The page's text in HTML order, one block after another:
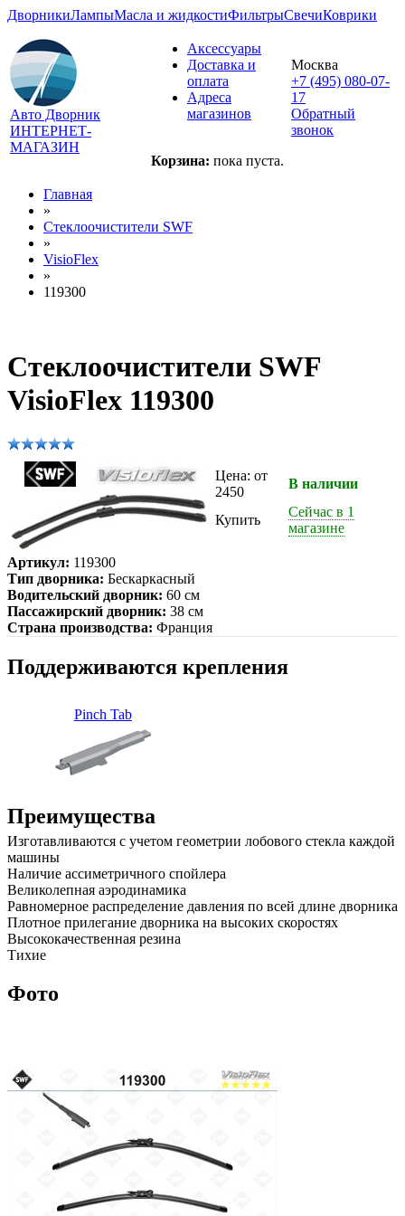
ДворникиЛампыМасла и жидкостиФильтрыСвечиКоврики
Авто Дворник
ИНТЕРНЕТ-
МАГАЗИН
Аксессуары
Доставка и
оплата
Адреса
магазинов
Корзина: пока пуста.
Москва
+7 (495) 080-07-
17
Обратный
звонок
Главная
»
Стеклоочистители SWF
»
VisioFlex
»
119300
Стеклоочистители SWF
VisioFlex 119300
Цена: от
2450
В наличии
Купить
Сейчас в 1
магазине
Артикул: 119300
Тип дворника: Бескаркасный
Водительский дворник: 60 см
Пассажирский дворник: 38 см
Страна производства: Франция
Поддерживаются крепления
Pinch Tab
Преимущества
Изготавливаются с учетом геометрии лобового стекла каждой
машины
Наличие ассиметричного спойлера
Великолепная аэродинамика
Равномерное распределение давления по всей длине дворника
Плотное прилегание дворника на высоких скоростях
Высококачественная резина
Тихие
Фото